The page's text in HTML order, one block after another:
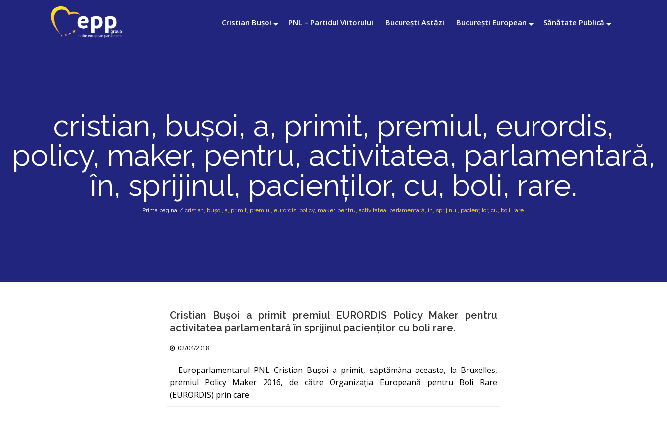
Cristian Bușoi PNL – Partidul Viitorului București Astăzi București European Sănătate Publică
cristian, bușoi, a, primit, premiul, eurordis,
policy, maker, pentru, activitatea, parlamentară,
în, sprijinul, pacienților, cu, boli, rare.
Prima pagina / cristian, bușoi, a, primit, premiul, eurordis, policy, maker, pentru, activitatea, parlamentară, în, sprijinul, pacienților, cu, boli, rare.
Cristian Bușoi a primit premiul EURORDIS Policy Maker pentru
activitatea parlamentară în sprijinul pacienților cu boli rare.
02/04/2018
Europarlamentarul PNL Cristian Bușoi a primit, săptămâna aceasta, la Bruxelles,
premiul Policy Maker 2016, de către Organizaţia Europeană pentru Boli Rare
(EURORDIS) prin care